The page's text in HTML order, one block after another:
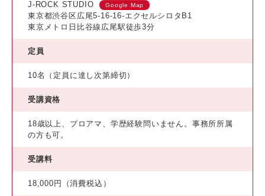
J-ROCK STUDIO Google Map
東京都渋谷区広尾5-16-16-エクセルシロタB1
東京メトロ日比谷線広尾駅徒歩3分
定員
10名（定員に達し次第締切）
受講資格
18歳以上、プロアマ、学歴経験問いません。事務所所属
の方も可。
受講料
18,000円（消費税込）